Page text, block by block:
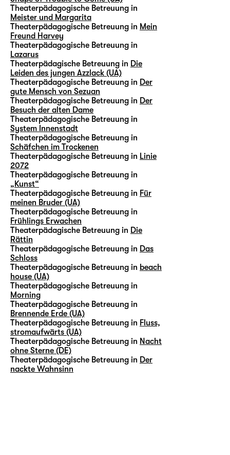
Theaterpädagogische Betreuung in
Meister und Margarita
Theaterpädagogische Betreuung in Mein
Freund Harvey
Theaterpädagogische Betreuung in
Lazarus
Theaterpädagische Betreuung in Die
Leiden des jungen Azzlack (UA)
Theaterpädagogische Betreuung in Der
gute Mensch von Sezuan
Theaterpädagogische Betreuung in Der
Besuch der alten Dame
Theaterpädagogische Betreuung in
System Innenstadt
Theaterpädagogische Betreuung in
Schäfchen im Trockenen
Theaterpädagogische Betreuung in Linie
2072
Theaterpädagogische Betreuung in
„Kunst“
Theaterpädagogische Betreuung in Für
meinen Bruder (UA)
Theaterpädagogische Betreuung in
Frühlings Erwachen
Theaterpädagische Betreuung in Die
Rättin
Theaterpädagogische Betreuung in Das
Schloss
Theaterpädagogische Betreuung in beach
house (UA)
Theaterpädagogische Betreuung in
Morning
Theaterpädagogische Betreuung in
Brennende Erde (UA)
Theaterpädagogische Betreuung in Fluss,
stromaufwärts (UA)
Theaterpädagogische Betreuung in Nacht
ohne Sterne (DE)
Theaterpädagogische Betreuung in Der
nackte Wahnsinn